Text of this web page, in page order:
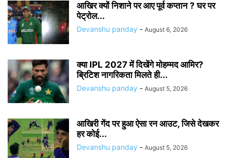
आखिर क्यों निशाने पर आए पूर्व कप्तान ? घर पर
पेट्रोल...
Devanshu panday - August 6, 2026
क्या IPL 2027 में दिखेंगे मोहम्मद आमिर?
ब्रिटिश नागरिकता मिलते ही...
Devanshu panday - August 5, 2026
आखिरी गेंद पर हुआ ऐसा रन आउट, जिसे देखकर
हर कोई...
Devanshu panday - August 5, 2026